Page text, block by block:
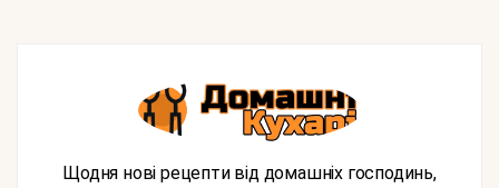
Щодня нові рецепти від домашніх господинь,